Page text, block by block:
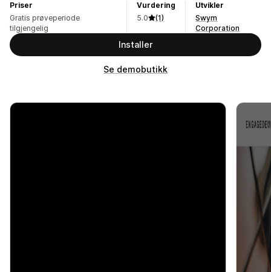
Priser
Gratis prøveperiode
tilgjengelig
Vurdering
5.0
(1)
Utvikler
Swym
Corporation
Installer
Se demobutikk